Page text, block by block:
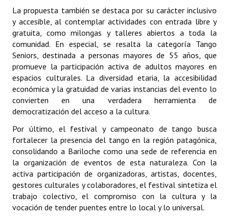
Ciudadano Ilustre - Registro
Banca del Vecino - Registro
Huéspedes de Honor - Registro
Antiguos Pobladores - Registro
Reconocimientos - Registro
Bariloche, Municipio intercultural
Entrega de distinciones
REFORMA DE LA CARTA ORGÁNICA
La propuesta también se destaca por su carácter inclusivo
y accesible, al contemplar actividades con entrada libre y
gratuita, como milongas y talleres abiertos a toda la
comunidad. En especial, se resalta la categoría Tango
Seniors, destinada a personas mayores de 55 años, que
promueve la participación activa de adultos mayores en
espacios culturales. La diversidad etaria, la accesibilidad
económica y la gratuidad de varias instancias del evento lo
convierten en una verdadera herramienta de
democratización del acceso a la cultura.
Por último, el festival y campeonato de tango busca
fortalecer la presencia del tango en la región patagónica,
consolidando a Bariloche como una sede de referencia en
la organización de eventos de esta naturaleza. Con la
activa participación de organizadoras, artistas, docentes,
gestores culturales y colaboradores, el festival sintetiza el
trabajo colectivo, el compromiso con la cultura y la
vocación de tender puentes entre lo local y lo universal.